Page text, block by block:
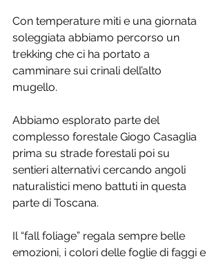
Con temperature miti e una giornata
soleggiata abbiamo percorso un
trekking che ci ha portato a
camminare sui crinali dell’alto
mugello.
Abbiamo esplorato parte del
complesso forestale Giogo Casaglia
prima su strade forestali poi su
sentieri alternativi cercando angoli
naturalistici meno battuti in questa
parte di Toscana.
Il “fall foliage” regala sempre belle
emozioni, i colori delle foglie di faggi e